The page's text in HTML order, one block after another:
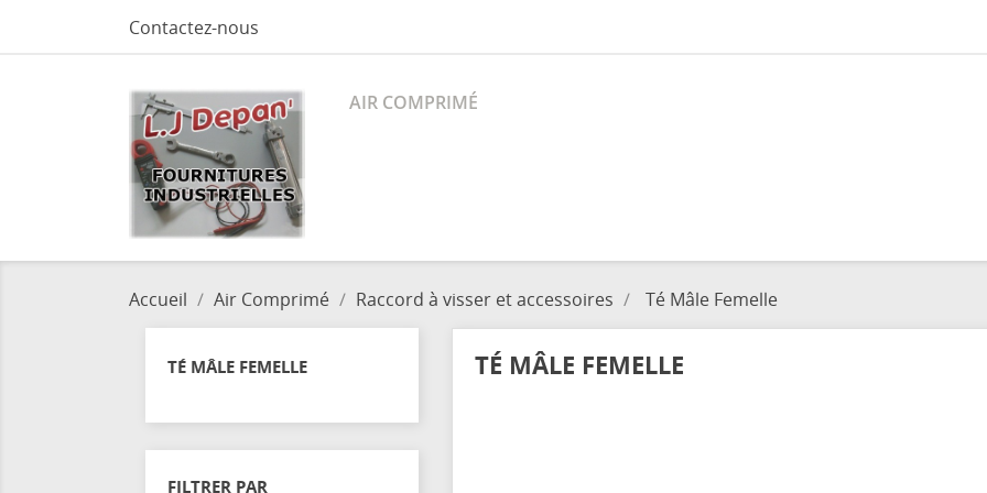
Contactez-nous
AIR COMPRIMÉ
Accueil Air Comprimé Raccord à visser et accessoires Té Mâle Femelle
TÉ MÂLE FEMELLE
FILTRER PAR
TÉ MÂLE FEMELLE